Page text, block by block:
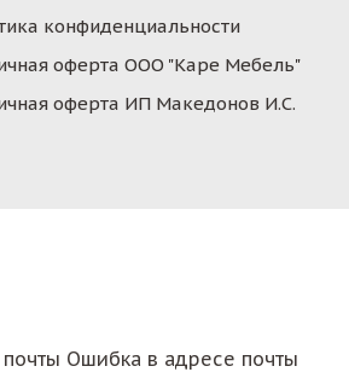
конфиденциальности
оферта ООО "Каре Мебель"
оферта ИП Македонов И.С.
Ошибка в адресе почты